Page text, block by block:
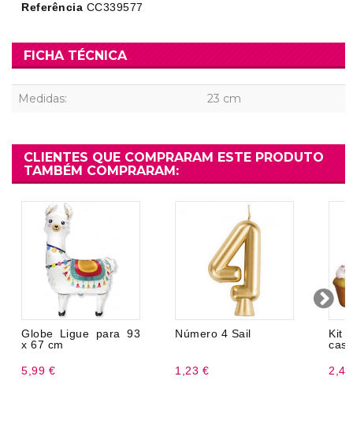
Referência CC339577
FICHA TÉCNICA
Medidas: 23 cm
CLIENTES QUE COMPRARAM ESTE PRODUTO
TAMBÉM COMPRARAM:
Globe Ligue para 93
x 67 cm
5,99 €
Número 4 Sail
1,23 €
Kit